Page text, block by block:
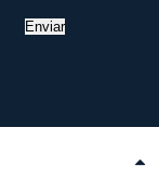
Enviar